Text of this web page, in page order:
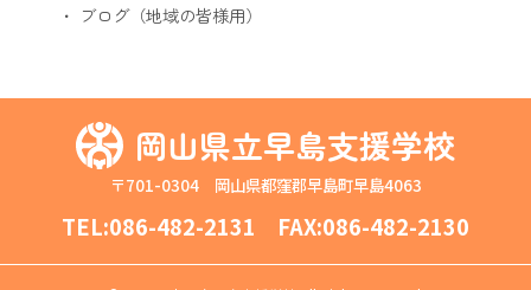
ブログ（地域の皆様用）
岡山県立早島支援学校
〒701-0304 岡山県都窪郡早島町早島4063
TEL:086-482-2131 FAX:086-482-2130